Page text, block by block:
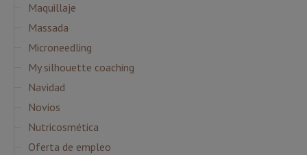
Maquillaje
Massada
Microneedling
My silhouette coaching
Navidad
Novios
Nutricosmética
Oferta de empleo